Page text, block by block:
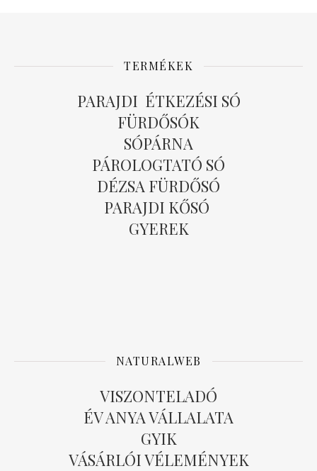
TERMÉKEK
PARAJDI ÉTKEZÉSI SÓ
FÜRDŐSÓK
SÓPÁRNA
PÁROLOGTATÓ SÓ
DÉZSA FÜRDŐSÓ
PARAJDI KŐSÓ
GYEREK
NATURALWEB
VISZONTELADÓ
ÉV ANYA VÁLLALATA
GYIK
VÁSÁRLÓI VÉLEMÉNYEK